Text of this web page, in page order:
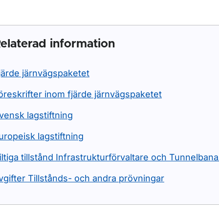
information
järnvägspaketet
inom fjärde järnvägspaketet
lagstiftning
lagstiftning
tillstånd Infrastrukturförvaltare och
Tillstånds- och andra prövningar